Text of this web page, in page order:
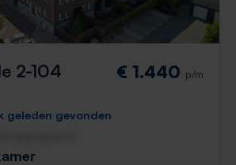
2-104 € 1.440 p/m
geleden gevonden